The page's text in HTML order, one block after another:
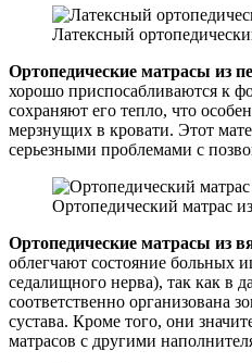
Латексный
Ортопедические матрасы из
хорошо приспосабливаются к
сохраняют его тепло, что
мерзнущих в кровати. Этот
серьезными проблемами с
Ортопедический матрас
Ортопедические матрасы из
облегчают состояние больных
седалищного нерва), так как в
соответственно организована
сустава. Кроме того, они
матрасов с другими